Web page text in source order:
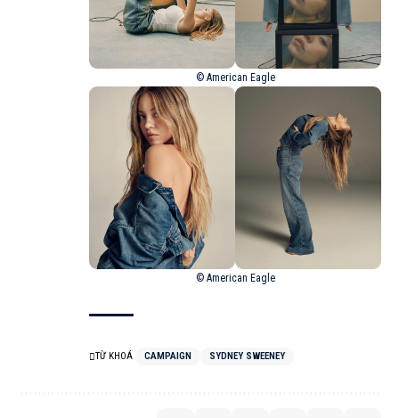
© American Eagle
© American Eagle
TỪ KHOÁ CAMPAIGN SYDNEY SWEENEY